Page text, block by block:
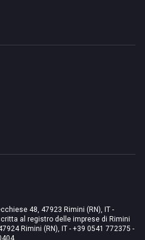
48, 47923 Rimini (RN), IT -
al registro delle imprese di Rimini
Rimini (RN), IT - +39 0541 772375 -